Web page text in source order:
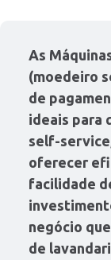
As
(moedeiro
de
ideais para
self-
oferecer
facilidade
negócio
de